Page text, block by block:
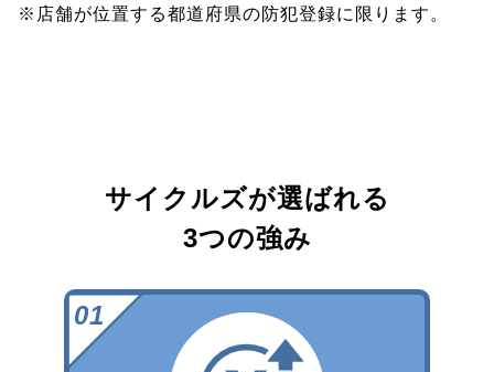
※店舗が位置する都道府県の防犯登録に限ります。
サイクルズが選ばれる
3つの強み